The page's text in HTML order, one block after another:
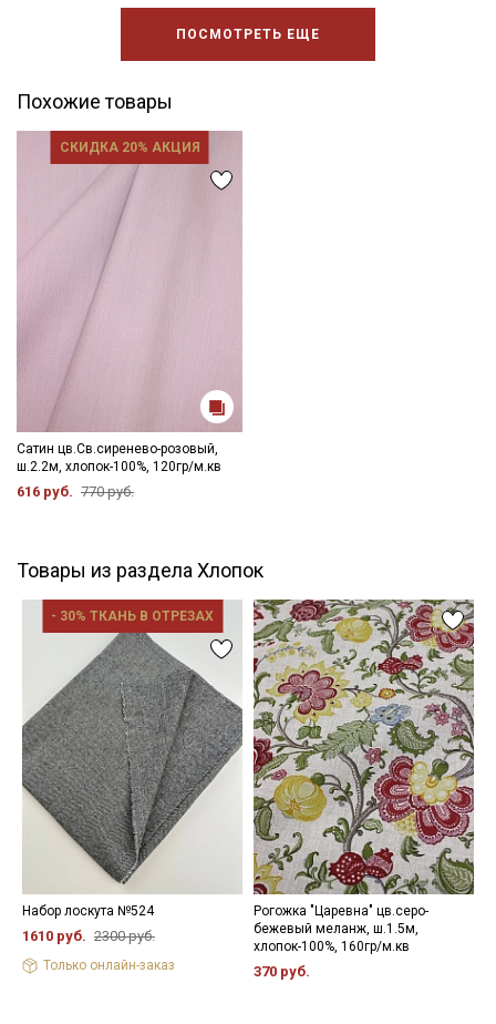
ПОСМОТРЕТЬ ЕЩЕ
Похожие товары
СКИДКА 20% АКЦИЯ
Сатин цв.Св.сиренево-розовый,
ш.2.2м, хлопок-100%, 120гр/м.кв
616 руб. 770 руб.
Товары из раздела Хлопок
- 30% ТКАНЬ В ОТРЕЗАХ
Набор лоскута №524
1610 руб. 2300 руб.
Только онлайн-заказ
Рогожка "Царевна" цв.серо-
бежевый меланж, ш.1.5м,
хлопок-100%, 160гр/м.кв
370 руб.